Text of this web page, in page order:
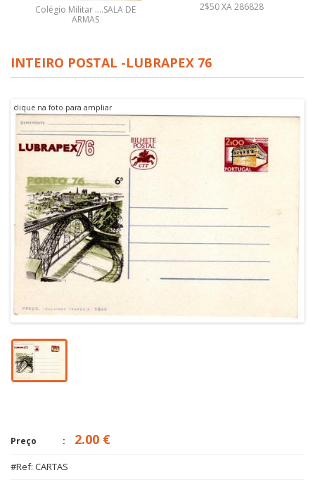
Colégio Militar ....SALA DE
ARMAS
2$50 XA 286828
INTEIRO POSTAL -LUBRAPEX 76
clique na foto para ampliar
Preço 2.00 €
#Ref: CARTAS